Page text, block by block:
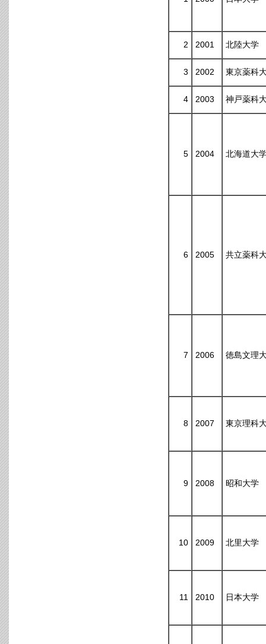
2 2001 北陸大学
3 2002 東京薬科
4 2003 神戸薬科
5 2004 北海道大
6 2005 共立薬科
7 2006 徳島文理
8 2007 東京理科
9 2008 昭和大学
10 2009 北里大学
11 2010 日本大学